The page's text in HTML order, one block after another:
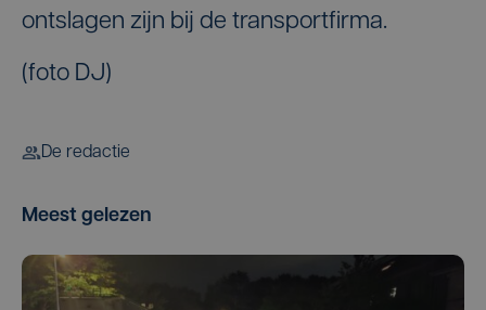
ontslagen zijn bij de transportfirma.
(foto DJ)
De redactie
Meest gelezen